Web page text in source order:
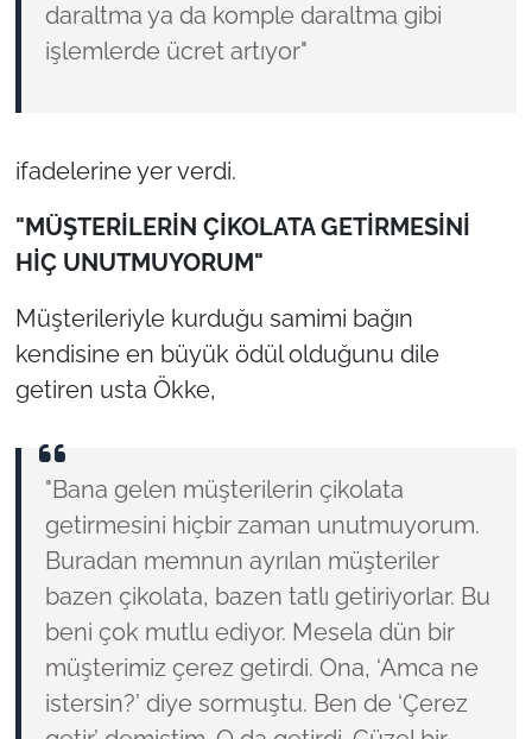
daraltma ya da komple daraltma gibi
işlemlerde ücret artıyor"
ifadelerine yer verdi.
"MÜŞTERİLERİN ÇİKOLATA GETİRMESİNİ
HİÇ UNUTMUYORUM"
Müşterileriyle kurduğu samimi bağın
kendisine en büyük ödül olduğunu dile
getiren usta Ökke,
"Bana gelen müşterilerin çikolata
getirmesini hiçbir zaman unutmuyorum.
Buradan memnun ayrılan müşteriler
bazen çikolata, bazen tatlı getiriyorlar. Bu
beni çok mutlu ediyor. Mesela dün bir
müşterimiz çerez getirdi. Ona, ‘Amca ne
istersin?’ diye sormuştu. Ben de ‘Çerez